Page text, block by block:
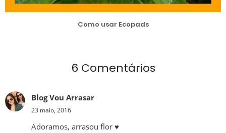
Como usar Ecopads
6 Comentários
Blog Vou Arrasar
23 maio, 2016
Adoramos, arrasou flor ♥